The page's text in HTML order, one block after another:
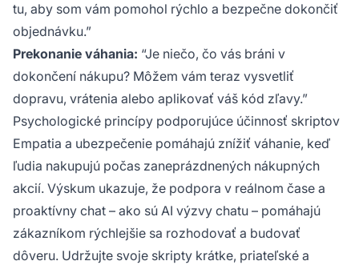
tu, aby som vám pomohol rýchlo a bezpečne dokončiť
objednávku.”
Prekonanie váhania: “Je niečo, čo vás bráni v
dokončení nákupu? Môžem vám teraz vysvetliť
dopravu, vrátenia alebo aplikovať váš kód zľavy.”
Psychologické princípy podporujúce účinnosť skriptov
Empatia a ubezpečenie pomáhajú znížiť váhanie, keď
ľudia nakupujú počas zaneprázdnených nákupných
akcií. Výskum ukazuje, že podpora v reálnom čase a
proaktívny chat – ako sú AI výzvy chatu – pomáhajú
zákazníkom rýchlejšie sa rozhodovať a budovať
dôveru. Udržujte svoje skripty krátke, priateľské a